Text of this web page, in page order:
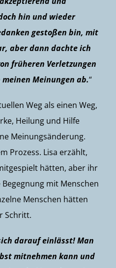
hin und wieder
gestoßen bin, mit
aber dann dachte ich
früheren Verletzungen
Meinungen ab.“
Weg als einen Weg,
Heilung und Hilfe
Meinungsänderung.
Prozess. Lisa erzählt,
hätten, aber ihr
mit Menschen
Menschen hätten
Schritt.
darauf einlässt! Man
mitnehmen kann und